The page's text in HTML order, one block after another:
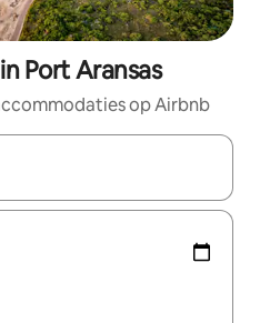
Port Aransas
op Airbnb
zijn, maak je een keuze